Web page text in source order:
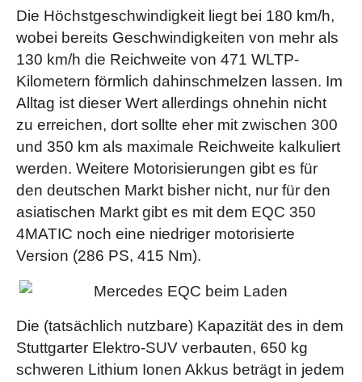
Höhenverstellung; elektrische Lehnenverstellung;
mechanische Sitzkissentiefenverstellung um 6 cm mit
Beinauflagen-Pad; mechanische Längsverstellung;
mechanische Kopfstützenverstellung.)(nur bei der AMG
Line Serie)
Spiegel-Paket
- (Elektrisch anklappbare
Außenspiegel, absenkbare rechte Außenspiegel,
automatische Abblendfunktion, Umfeldbeleuchtung in den
beiden Außenspiegeln) (nur bei der AMG Line Serie)
Vorklimatisierung- (Genießen Sie Ihr Wohlfühlklima
schon beim Einstieg und erhöhen Sie die Effizienz des
Elektroantriebs. Dazu stellen Sie einfach vorab Zeit und
Wenn Sie den Innenraum beim Ladevorgang heizen oder
erhalten)
THERMOTRONIC mit 3 Klimazonen und 3 Klimastilen
ermöglicht ein individuelles Wohlfühlklima an Bord. Fahrer
und Beifahrer können Temperatur, Luftverteilung und
Klimastil jeweils nach ihren persönlichen Bedürfnissen
bestimmen. Die dritte Klimazone befindet sich im Fond –
mit separat einstellbarer Temperatur und Luftmenge)
AIR-BALANCE Paket- (inklusive Ionisierung,
verbesserter Luftfilterung und Beduftung. Das AIR-
BALANCE Paket bietet ein individuelles
Beduftungserlebnis im Innenraum)
Multikontursitz-Paket- (Das Multikontursitz-Paket
passt den Sitz mit mehr oder weniger Luft in den
Seitenwangen wie einen Maßanzug an. Wenn Sie die
Seitenhalt für sportliche Fahrmanöver. Aufblasbare
Kammern erzeugen wiederum einen Massageeffekt im
Lordose-Bereich. Ihr Rücken erfährt die verdiente
Die Höchstgeschwindigkeit liegt bei 180 km/h,
wobei bereits Geschwindigkeiten von mehr als
130 km/h die Reichweite von 471 WLTP-
Kilometern förmlich dahinschmelzen lassen. Im
Alltag ist dieser Wert allerdings ohnehin nicht
zu erreichen, dort sollte eher mit zwischen 300
und 350 km als maximale Reichweite kalkuliert
werden. Weitere Motorisierungen gibt es für
den deutschen Markt bisher nicht, nur für den
asiatischen Markt gibt es mit dem EQC 350
4MATIC noch eine niedriger motorisierte
Version (286 PS, 415 Nm).
Die (tatsächlich nutzbare) Kapazität des in dem
Stuttgarter Elektro-SUV verbauten, 650 kg
schweren Lithium Ionen Akkus beträgt in jedem